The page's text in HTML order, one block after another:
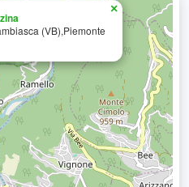
(VB),Piemonte
×